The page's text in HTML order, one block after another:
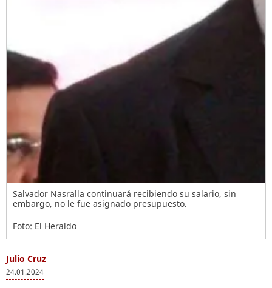
Salvador Nasralla continuará recibiendo su salario, sin
embargo, no le fue asignado presupuesto.
Foto: El Heraldo
Julio Cruz
24.01.2024